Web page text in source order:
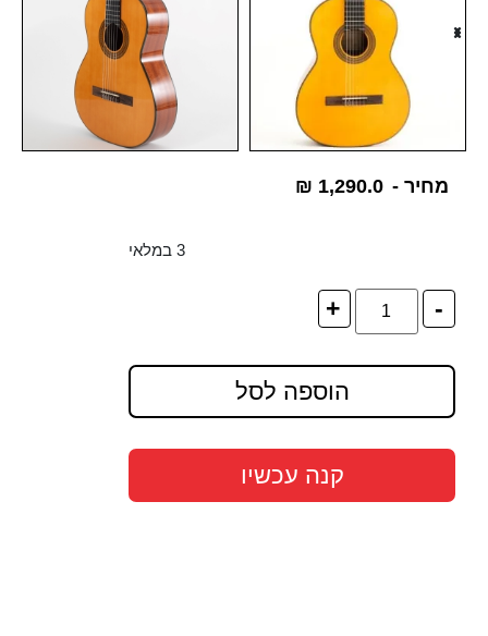
מחיר - ₪ 1,290.0
3 במלאי
-
+
הוספה לסל
קנה עכשיו